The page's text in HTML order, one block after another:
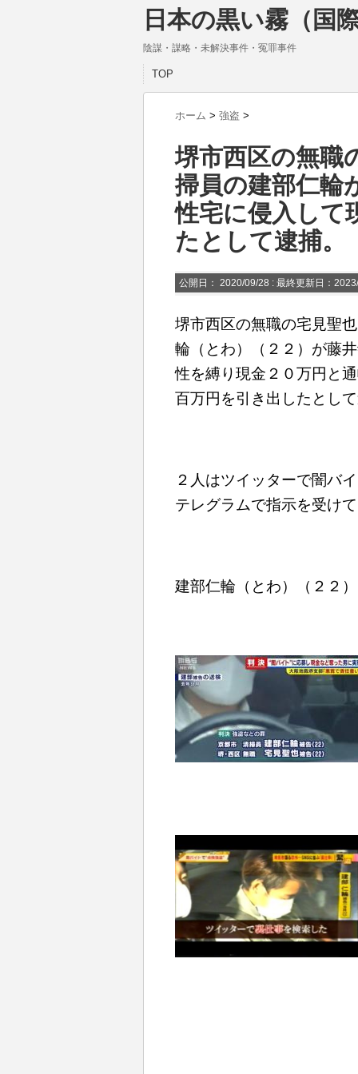
日本の黒い霧（国
陰謀・謀略・未解決事件・冤罪事件
TOP
ホーム > 強盗 >
堺市西区の無職
掃員の建部仁輪
性宅に侵入して
たとして逮捕。
公開日： 2020/09/28 : 最終更新日：
堺市西区の無職の宅見聖
輪（とわ）（２２）が藤
性を縛り現金２０万円と
百万円を引き出したとし
２人はツイッターで闇バ
テレグラムで指示を受け
建部仁輪（とわ）（２２）